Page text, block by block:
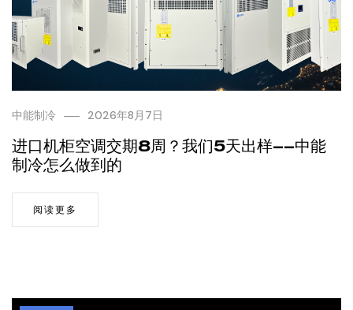
中能制冷 2026年8月7日
进口机柜空调交期8周？我们5天出样——中能
制冷怎么做到的
阅读更多